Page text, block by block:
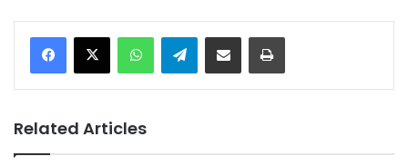
Telegram
Related Articles